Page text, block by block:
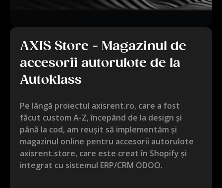
AXIS Store - Magazinul de
accesorii autorulote de la
Autoklass
Pe lângă proiectul axisrent.ro, care a fost
făcut custom A-Z, începând de la design și
până la cod, am reușit să implementăm și
magazinul online pentru accesorii autorulote
axisrent.store, care este creat în Shopify și
integrat cu sistemul ERP/CRM ODOO.